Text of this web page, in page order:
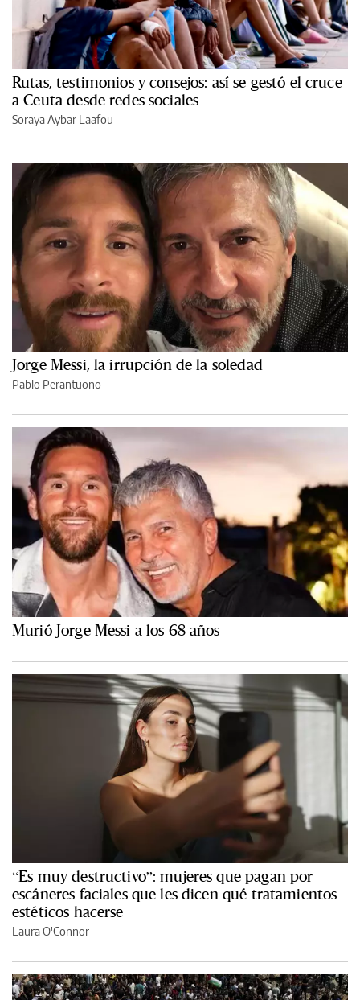
Rutas, testimonios y consejos: así se gestó el cruce
a Ceuta desde redes sociales
Soraya Aybar Laafou
Jorge Messi, la irrupción de la soledad
Pablo Perantuono
Murió Jorge Messi a los 68 años
“Es muy destructivo”: mujeres que pagan por
escáneres faciales que les dicen qué tratamientos
estéticos hacerse
Laura O'Connor